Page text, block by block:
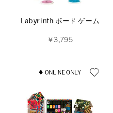
Labyrinth ボード ゲーム
￥3,795